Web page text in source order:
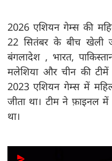
2026 एशियन गेम्स की
22 सितंबर के बीच खेली
बंगलादेश , भारत,
मलेशिया और चीन की टीमें
2023 एशियन गेम्स में
जीता था। टीम ने फ़ाइनल में
था।